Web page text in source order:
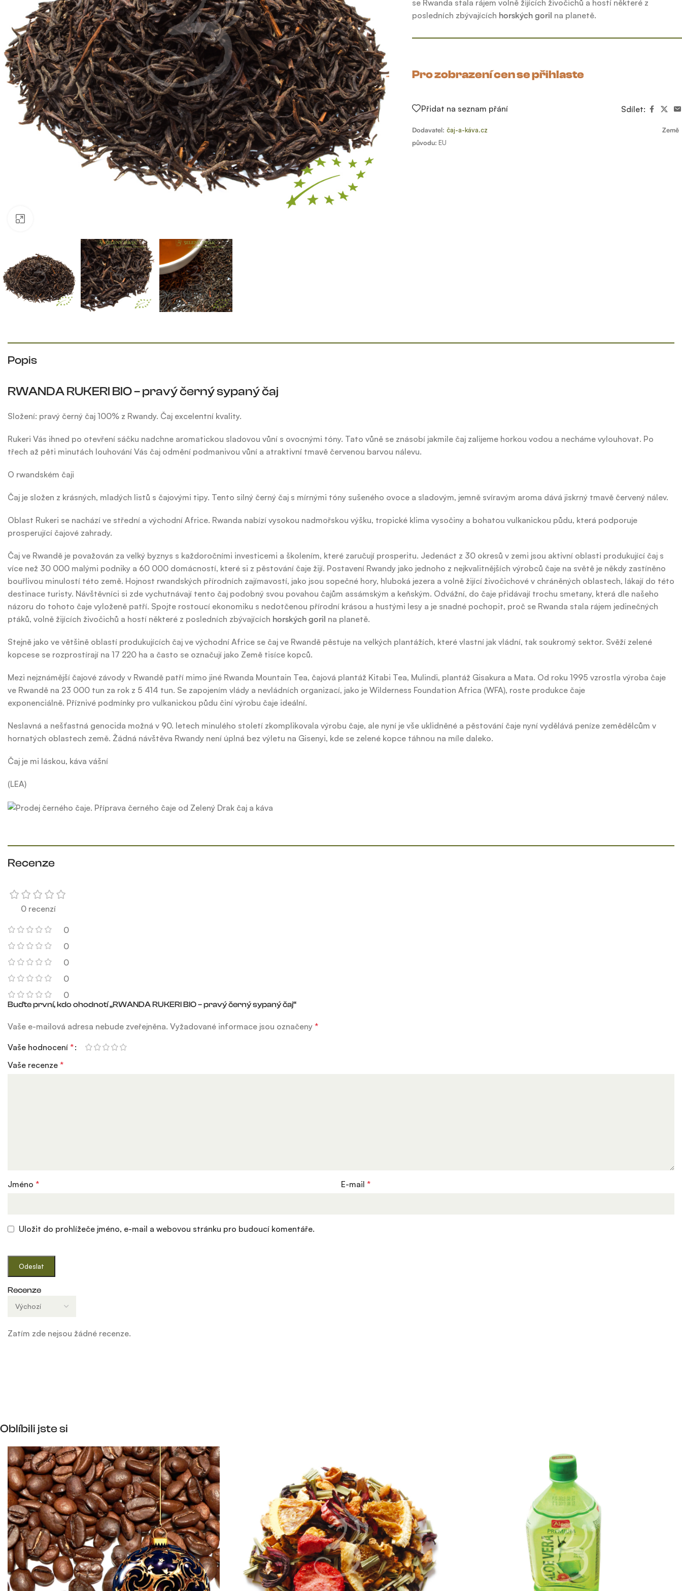
se Rwanda stala rájem volně žijících živočichů a hostí některé z
posledních zbývajících horských goril na planetě.
Pro zobrazení cen se přihlaste
Přidat na seznam přání Sdílet:
Dodavatel: čaj-a-káva.cz
Země
původu: EU
Popis
RWANDA RUKERI BIO – pravý černý sypaný čaj
Složení: pravý černý čaj 100% z Rwandy. Čaj excelentní kvality.
Rukeri Vás ihned po otevření sáčku nadchne aromatickou sladovou vůní s ovocnými tóny. Tato vůně se znásobí jakmile čaj zalijeme horkou vodou a necháme vylouhovat. Po
třech až pěti minutách louhování Vás čaj odmění podmanivou vůní a atraktivní tmavě červenou barvou nálevu.
O rwandském čaji
Čaj je složen z krásných, mladých listů s čajovými tipy. Tento silný černý čaj s mírnými tóny sušeného ovoce a sladovým, jemně svíravým aroma dává jiskrný tmavě červený nálev.
Oblast Rukeri se nachází ve střední a východní Africe. Rwanda nabízí vysokou nadmořskou výšku, tropické klima vysočiny a bohatou vulkanickou půdu, která podporuje
prosperující čajové zahrady.
Čaj ve Rwandě je považován za velký byznys s každoročními investicemi a školením, které zaručují prosperitu. Jedenáct z 30 okresů v zemi jsou aktivní oblasti produkující čaj s
více než 30 000 malými podniky a 60 000 domácností, které si z pěstování čaje žijí. Postavení Rwandy jako jednoho z nejkvalitnějších výrobců čaje na světě je někdy zastíněno
bouřlivou minulostí této země. Hojnost rwandských přírodních zajímavostí, jako jsou sopečné hory, hluboká jezera a volně žijící živočichové v chráněných oblastech, lákají do této
destinace turisty. Návštěvníci si zde vychutnávají tento čaj podobný svou povahou čajům assámským a keňským. Odvážní, do čaje přidávají trochu smetany, která dle našeho
názoru do tohoto čaje vyloženě patří. Spojte rostoucí ekonomiku s nedotčenou přírodní krásou a hustými lesy a je snadné pochopit, proč se Rwanda stala rájem jedinečných
ptáků, volně žijících živočichů a hostí některé z posledních zbývajících horských goril na planetě.
Stejně jako ve většině oblastí produkujících čaj ve východní Africe se čaj ve Rwandě pěstuje na velkých plantážích, které vlastní jak vládní, tak soukromý sektor. Svěží zelené
kopcese se rozprostírají na 17 220 ha a často se označují jako Země tisíce kopců.
Mezi nejznámější čajové závody v Rwandě patří mimo jiné Rwanda Mountain Tea, čajová plantáž Kitabi Tea, Mulindi, plantáž Gisakura a Mata. Od roku 1995 vzrostla výroba čaje
ve Rwandě na 23 000 tun za rok z 5 414 tun. Se zapojením vlády a nevládních organizací, jako je Wilderness Foundation Africa (WFA), roste produkce čaje
exponenciálně. Příznivé podmínky pro vulkanickou půdu činí výrobu čaje ideální.
Neslavná a nešťastná genocida možná v 90. letech minulého století zkomplikovala výrobu čaje, ale nyní je vše uklidněné a pěstování čaje nyní vydělává peníze zemědělcům v
hornatých oblastech země. Žádná návštěva Rwandy není úplná bez výletu na Gisenyi, kde se zelené kopce táhnou na míle daleko.
Čaj je mi láskou, káva vášní
(LEA)
Recenze
0 recenzí
0
0
0
0
0
Recenze
Zatím zde nejsou žádné recenze.
Buďte první, kdo ohodnotí „RWANDA RUKERI BIO – pravý černý sypaný čaj“
Vaše e-mailová adresa nebude zveřejněna. Vyžadované informace jsou označeny *
Vaše hodnocení *
Vaše recenze *
Jméno * E-mail *
Uložit do prohlížeče jméno, e-mail a webovou stránku pro budoucí komentáře.
Oblíbili jste si